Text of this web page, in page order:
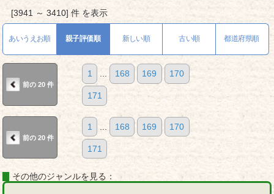
[3941 ～ 3410] 件 を表示
あいうえお順 親子評価順 新しい順 古い順 都道府県順
前の 20 件
1 ... 168 169 170
171
前の 20 件
1 168 169 170
171
その他のジャンルを見る：